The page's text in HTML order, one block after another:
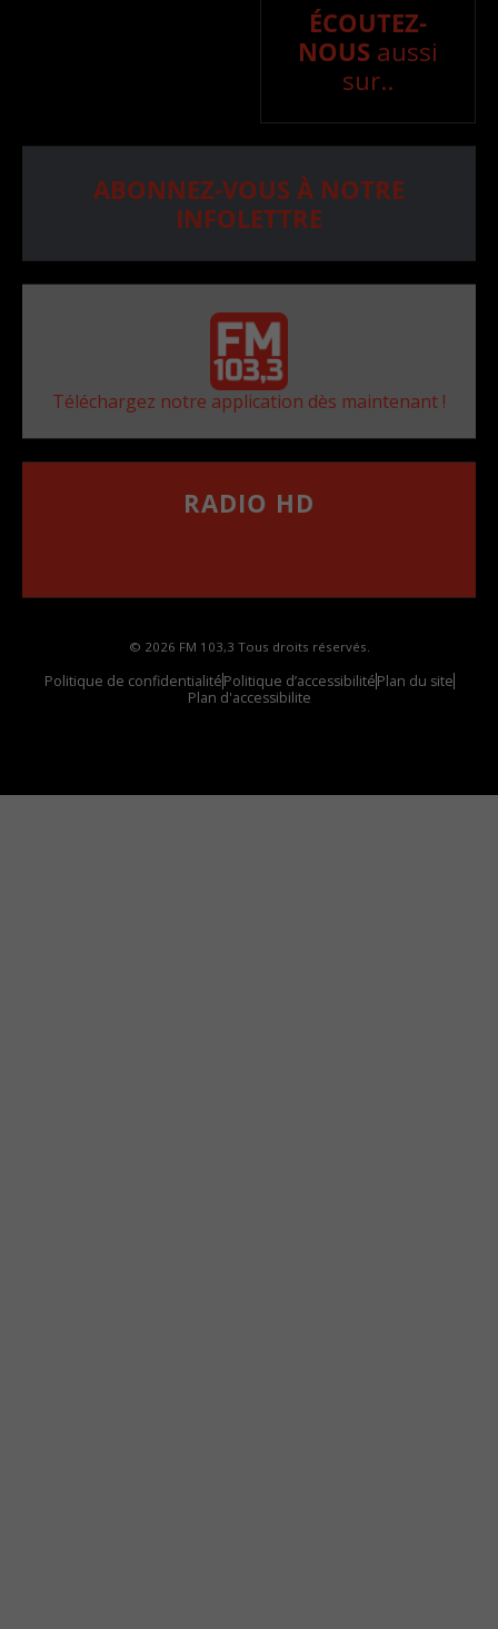
ÉCOUTEZ-
NOUS aussi
sur..
ABONNEZ-VOUS À NOTRE
INFOLETTRE
Téléchargez notre application dès maintenant !
RADIO HD
© 2026 FM 103,3 Tous droits réservés.
Politique de confidentialitéPolitique d’accessibilitéPlan du site
Plan d'accessibilite